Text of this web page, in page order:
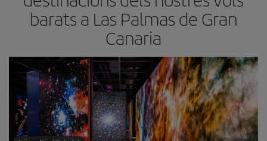
barats a Las Palmas de Gran
Canaria